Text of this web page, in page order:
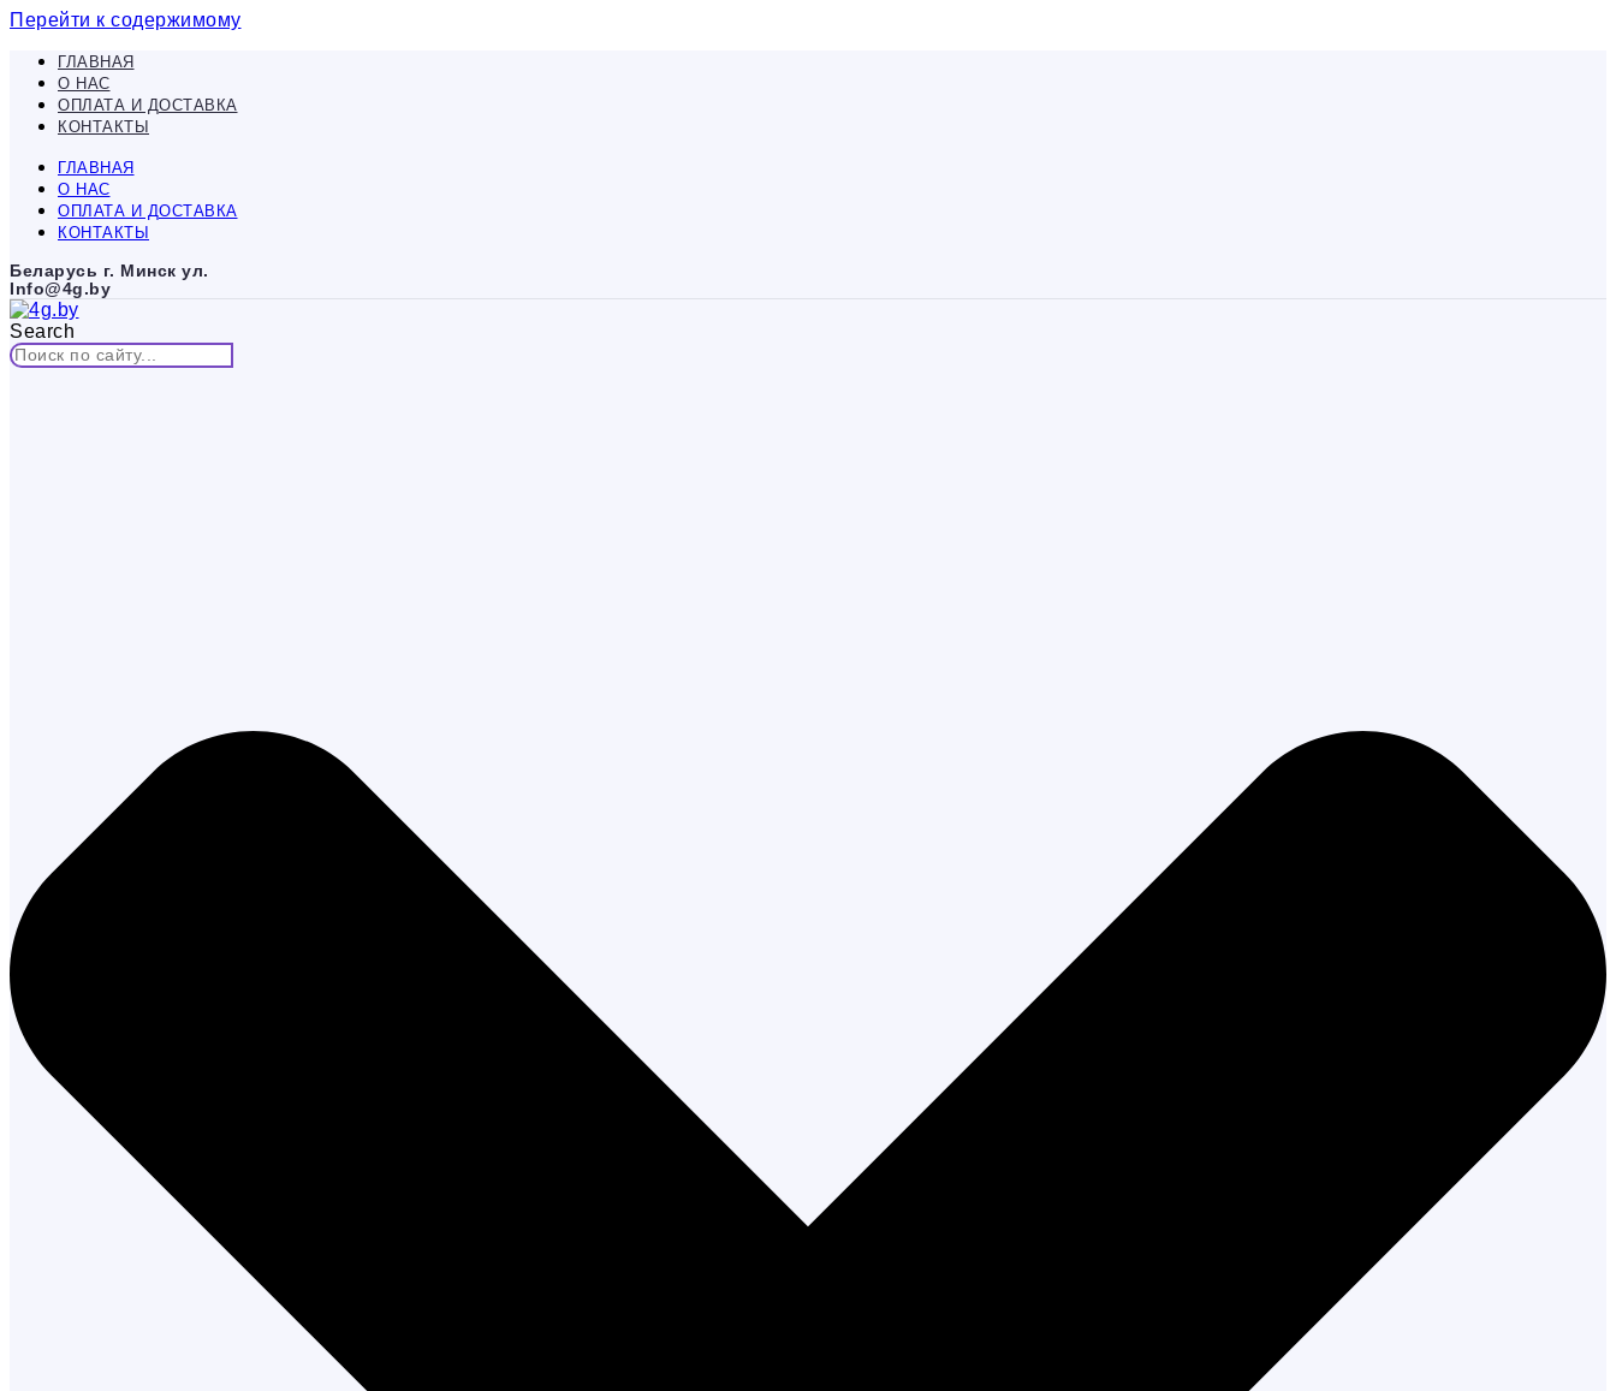
Перейти к содержимому
ГЛАВНАЯ
О НАС
ОПЛАТА И ДОСТАВКА
КОНТАКТЫ
ГЛАВНАЯ
О НАС
ОПЛАТА И ДОСТАВКА
КОНТАКТЫ
Беларусь г. Минск ул.
Info@4g.by
Search